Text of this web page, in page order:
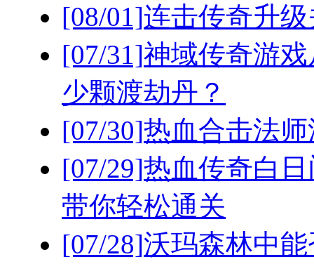
[08/01]连击传奇升
[07/31]神域传奇游
少颗渡劫丹？
[07/30]热血合击法
[07/29]热血传奇白
带你轻松通关
[07/28]沃玛森林中